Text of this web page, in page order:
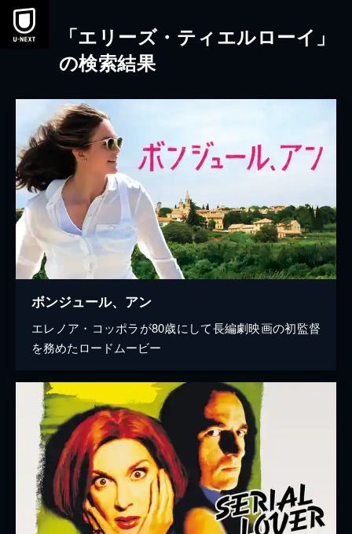
本文へスキップ
「エリーズ・ティエルローイ」
の検索結果
ボンジュール、アン
エレノア・コッポラが80歳にして長編劇映画の初監督
を務めたロードムービー